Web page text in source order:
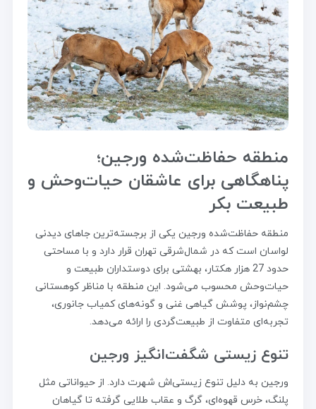
منطقه حفاظت‌شده ورجین؛
پناهگاهی برای عاشقان حیات‌وحش و
طبیعت بکر
منطقه حفاظت‌شده ورجین یکی از برجسته‌ترین جاهای دیدنی
لواسان است که در شمال‌شرقی تهران قرار دارد و با مساحتی
حدود 27 هزار هکتار، بهشتی برای دوستداران طبیعت و
حیات‌وحش محسوب می‌شود. این منطقه با مناظر کوهستانی
چشم‌نواز، پوشش گیاهی غنی و گونه‌های کمیاب جانوری،
تجربه‌ای متفاوت از طبیعت‌گردی را ارائه می‌دهد.
تنوع زیستی شگفت‌انگیز ورجین
ورجین به دلیل تنوع زیستی‌اش شهرت دارد. از حیواناتی مثل
پلنگ، خرس قهوه‌ای، گرگ و عقاب طلایی گرفته تا گیاهان